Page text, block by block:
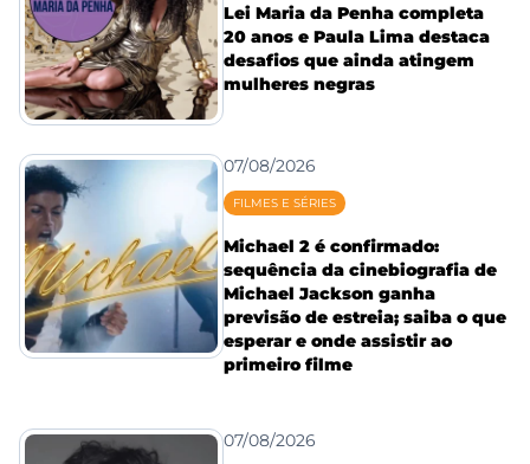
Lei Maria da Penha completa
20 anos e Paula Lima destaca
desafios que ainda atingem
mulheres negras
07/08/2026
FILMES E SÉRIES
Michael 2 é confirmado:
sequência da cinebiografia de
Michael Jackson ganha
previsão de estreia; saiba o que
esperar e onde assistir ao
primeiro filme
07/08/2026